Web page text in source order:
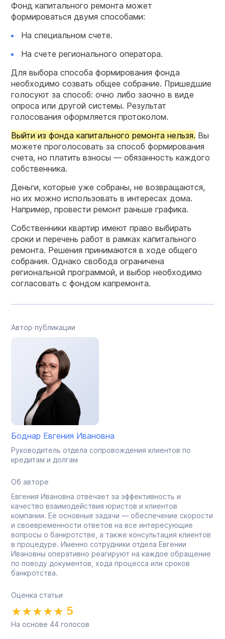
Фонд капитального ремонта может
формироваться двумя способами:
На специальном счете.
На счете регионального оператора.
Для выбора способа формирования фонда
необходимо созвать общее собрание. Пришедшие
голосуют за способ: очно либо заочно в виде
опроса или другой системы. Результат
голосования оформляется протоколом.
Выйти из фонда капитального ремонта нельзя. Вы
можете проголосовать за способ формирования
счета, но платить взносы — обязанность каждого
собственника.
Деньги, которые уже собраны, не возвращаются,
но их можно использовать в интересах дома.
Например, провести ремонт раньше графика.
Собственники квартир имеют право выбирать
сроки и перечень работ в рамках капитального
ремонта. Решения принимаются в ходе общего
собрания. Однако свобода ограничена
региональной программой, и выбор необходимо
согласовать с фондом капремонта.
Автор публикации
Боднар Евгения Ивановна
Руководитель отдела сопровождения клиентов по
кредитам и долгам
Об авторе
Евгения Ивановна отвечает за эффективность и
качество взаимодействия юристов и клиентов
компании. Её основные задачи — обеспечение скорости
и своевременности ответов на все интересующие
вопросы о банкротстве, а также консультация клиентов
в процедуре. Именно сотрудники отдела Евгении
Ивановны оперативно реагируют на каждое обращение
по поводу документов, хода процесса или сроков
банкротства.
Оценка статьи
5
На основе 44 голосов